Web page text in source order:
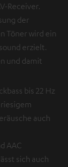
Receiver.
der
Töner wird ein
erzielt.
und damit
bis 22 Hz
auch
AAC
sich auch